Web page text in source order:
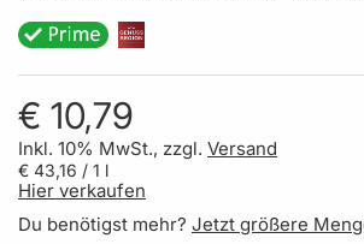
€ 10,79
Inkl. 10% MwSt., zzgl. Versand
€ 43,16 / 1 l
Hier verkaufen
Du benötigst mehr? Jetzt größere